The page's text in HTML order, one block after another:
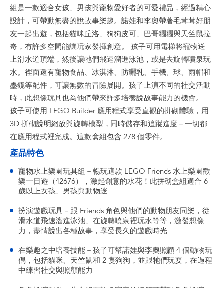
組是一款適合女孩、男孩與寵物愛好者的可愛禮品，經過精心
設計，可帶動無盡的說故事樂趣。諾娃和李奧帶著毛茸茸好朋
友一起出遊，包括貓咪丘洛、狗狗皮可、巴哥糰糰與天竺鼠拉
奇，有許多空間能讓玩家發揮創意。 孩子可用電梯將寵物送
上滑水道頂端，然後讓牠們飛速溜進泳池，或是去旋轉噴泉玩
水。裡面還有寵物食品、冰淇淋、防曬乳、手機、球、雨帽和
墨鏡等配件，可讓無數的冒險展開。孩子上演不同的社交活動
時，此想像玩具也為他們帶來許多培養說故事能力的機會。
孩子可使用 LEGO Builder 應用程式享受直觀的拼砌體驗，用
3D 拼砌說明縮放與旋轉模型，同時儲存和追蹤進度－一切都
在應用程式裡完成。這款盒組包含 278 個零件。
產品特色
寵物水上樂園玩具組－暢玩這款 LEGO Friends 水上樂園歡
樂一日遊（42676），激起創意的水花！此拼砌盒組適合 6
歲以上女孩、男孩與動物迷
扮演遊戲玩具－跟 Friends 角色與他們的動物朋友同樂，從
滑水道飛速溜進泳池、在旋轉噴泉裡玩水等等，激發想像
力，盡情說出各種故事，享受長久的遊戲時光
在樂趣之中培養技能－孩子可幫諾娃與李奧照顧 4 個動物玩
偶，包括貓咪、天竺鼠和 2 隻狗狗，並跟牠們玩耍，在過程
中練習社交與照顧能力